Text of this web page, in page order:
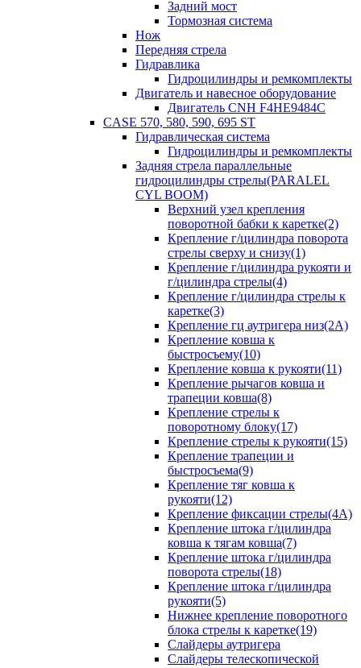
Задний мост
Тормозная система
Нож
Передняя стрела
Гидравлика
Гидроцилиндры и ремкомплекты
Двигатель и навесное оборудование
Двигатель CNH F4HE9484C
CASE 570, 580, 590, 695 ST
Гидравлическая система
Гидроцилиндры и ремкомплекты
Задняя стрела параллельные
гидроцилиндры стрелы(PARALEL
CYL BOOM)
Верхний узел крепления
поворотной бабки к каретке(2)
Крепление г/цилиндра поворота
стрелы сверху и снизу(1)
Крепление г/цилиндра рукояти и
г/цилиндра стрелы(4)
Крепление г/цилиндра стрелы к
каретке(3)
Крепление гц аутригера низ(2А)
Крепление ковша к
быстросъему(10)
Крепление ковша к рукояти(11)
Крепление рычагов ковша и
трапеции ковша(8)
Крепление стрелы к
поворотному блоку(17)
Крепление стрелы к рукояти(15)
Крепление трапеции и
быстросъема(9)
Крепление тяг ковша к
рукояти(12)
Крепление фиксации стрелы(4A)
Крепление штока г/цилиндра
ковша к тягам ковша(7)
Крепление штока г/цилиндра
поворота стрелы(18)
Крепление штока г/цилиндра
рукояти(5)
Нижнее крепление поворотного
блока стрелы к каретке(19)
Слайдеры аутригера
Слайдеры телескопической